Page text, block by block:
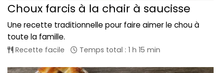
Choux farcis à la chair à saucisse
Une recette traditionnelle pour faire aimer le chou à
toute la famille.
Recette facile Temps total : 1 h 15 min